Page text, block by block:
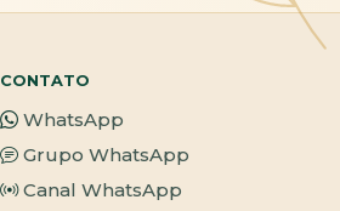
CONTATO
WhatsApp
Grupo WhatsApp
Canal WhatsApp